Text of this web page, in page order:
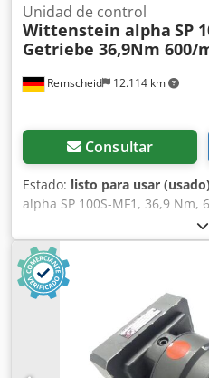
Remscheid 12.114 km
Unidad de control
Wittenstein alpha SP
Getriebe 36,9Nm 600/
Consultar
Estado: listo para usar
alpha SP 100S-MF1, 36,9 Nm,
leves signos de uso, 100%
fotos. Dkodpsx Dwi Iofx Aamjr